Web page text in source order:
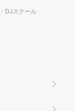
DJスクール